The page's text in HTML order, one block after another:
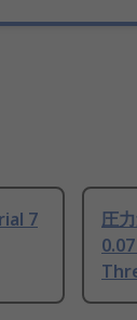
7
圧